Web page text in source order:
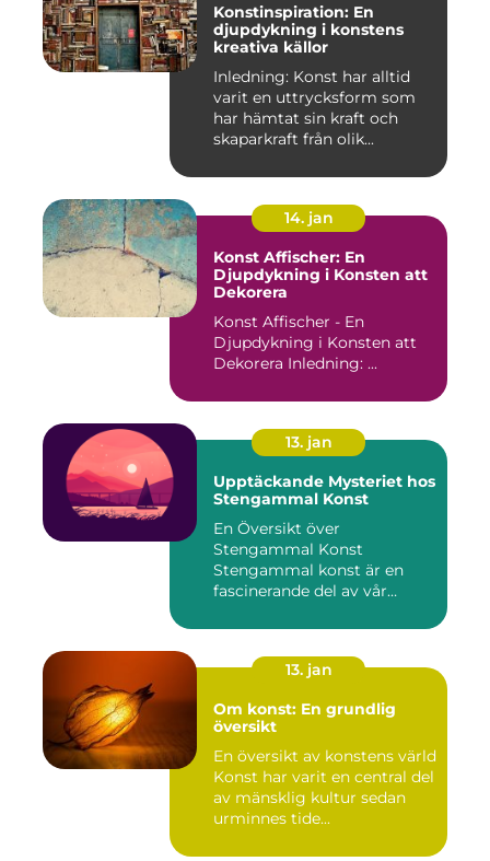
Konstinspiration: En
djupdykning i konstens
kreativa källor
Inledning: Konst har alltid
varit en uttrycksform som
har hämtat sin kraft och
skaparkraft från olik...
14. jan
Konst Affischer: En
Djupdykning i Konsten att
Dekorera
Konst Affischer - En
Djupdykning i Konsten att
Dekorera Inledning: ...
13. jan
Upptäckande Mysteriet hos
Stengammal Konst
En Översikt över
Stengammal Konst
Stengammal konst är en
fascinerande del av vår
13. jan
Om konst: En grundlig
översikt
En översikt av konstens värld
Konst har varit en central del
av mänsklig kultur sedan
urminnes tide...